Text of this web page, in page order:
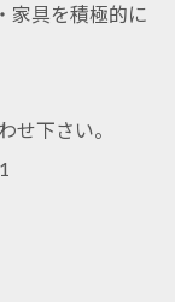
家具を積極的に
せ下さい。